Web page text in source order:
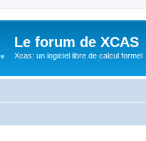
Le forum de XCAS
Xcas: un logiciel libre de calcul formel